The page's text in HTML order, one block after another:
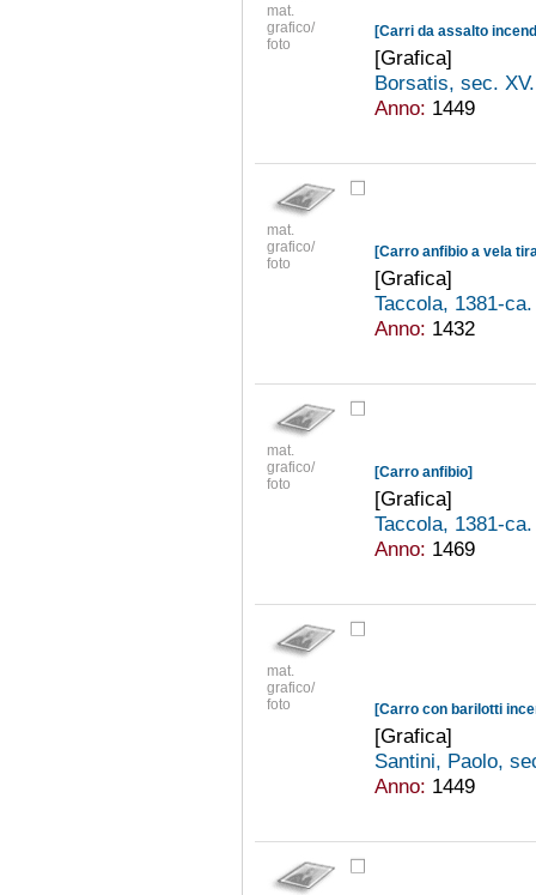
mat.
grafico/
foto
[Carri da assalto
[Grafica]
Borsatis, sec.
Anno: 1449
mat.
grafico/
foto
[Carro anfibio a vela
[Grafica]
Taccola, 1381-
Anno: 1432
mat.
grafico/
foto
[Carro anfibio]
[Grafica]
Taccola, 1381-
Anno: 1469
mat.
grafico/
foto
[Carro con barilotti
[Grafica]
Santini, Paolo,
Anno: 1449